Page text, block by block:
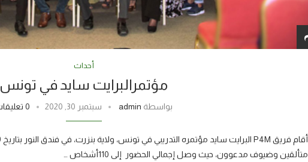
أحداث
مؤتمرالبرايت سايد في تونس
بواسطة admin سبتمبر 30, 2020 0 تعليقات
متألقين وضيوف مدعوون، حيث وصل إجمالي الحضور إلى 110أشخاص …